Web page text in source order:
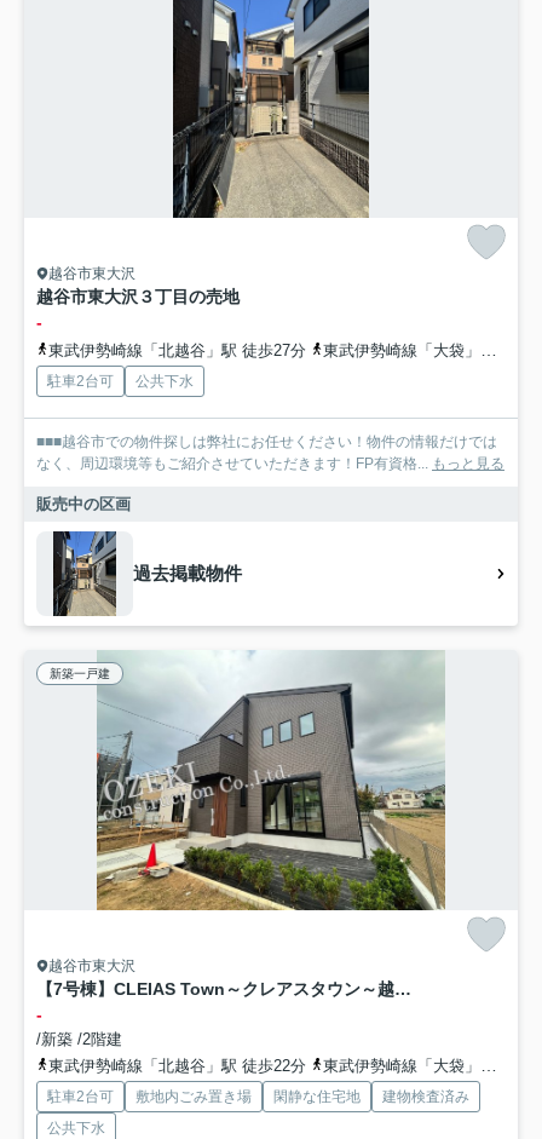
越谷市東大沢
越谷市東大沢３丁目の売地
-
東武伊勢崎線「北越谷」駅 徒歩27分 東武伊勢崎線「大袋」駅 徒歩27分
駐車2台可 公共下水
■■■越谷市での物件探しは弊社にお任せください！物件の情報だけでは
なく、周辺環境等もご紹介させていただきます！FP有資格... もっと見る
販売中の区画
過去掲載物件
新築一戸建
越谷市東大沢
【7号棟】CLEIAS Town～クレアスタウン～越谷市東大沢2丁目
-
/新築 /2階建
東武伊勢崎線「北越谷」駅 徒歩22分
東武伊勢崎線「大袋」駅 徒歩27分
駐車2台可 敷地内ごみ置き場 閑静な住宅地
建物検査済み
公共下水